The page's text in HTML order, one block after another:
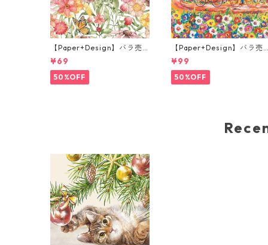
【Paper+Design】バラ売
り2枚 ランチサイズ ペーパ
ーナプキン Sunlit blooms
ホワイト
¥69
50%OFF
【Paper+Design】バラ売
り2枚 ランチサイズ ペーパ
ーナプキン Portchie Art Fl
owers for Aunt Julieta レ
ッド
¥99
50%OFF